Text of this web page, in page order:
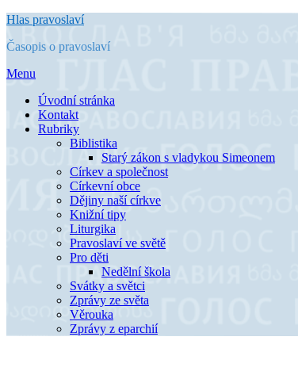
Přejít
obsahu
Hlas pravoslaví
Časopis o pravoslaví
Menu
Úvodní stránka
Kontakt
Rubriky
Biblistika
Starý zákon s vladykou Simeonem
Církev a společnost
Církevní obce
Dějiny naší církve
Knižní tipy
Liturgika
Pravoslaví ve světě
Pro děti
Nedělní škola
Svátky a světci
Zprávy ze světa
Věrouka
Zprávy z eparchií